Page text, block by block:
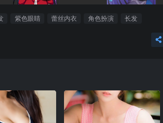
紫色眼睛 蕾丝内衣 角色扮演 长发